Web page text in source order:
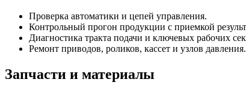
Проверка автоматики и цепей управления.
Контрольный прогон продукции с приемкой
Диагностика тракта подачи и ключевых рабочих
Ремонт приводов, роликов, кассет и узлов давления.
Запчасти и материалы